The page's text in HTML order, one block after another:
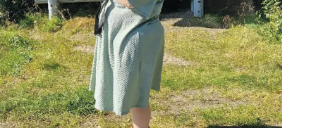
6/2025
5/2025 saame
5/2025
Lehtiarkisto
Info
Tilaus ja irtonumerot